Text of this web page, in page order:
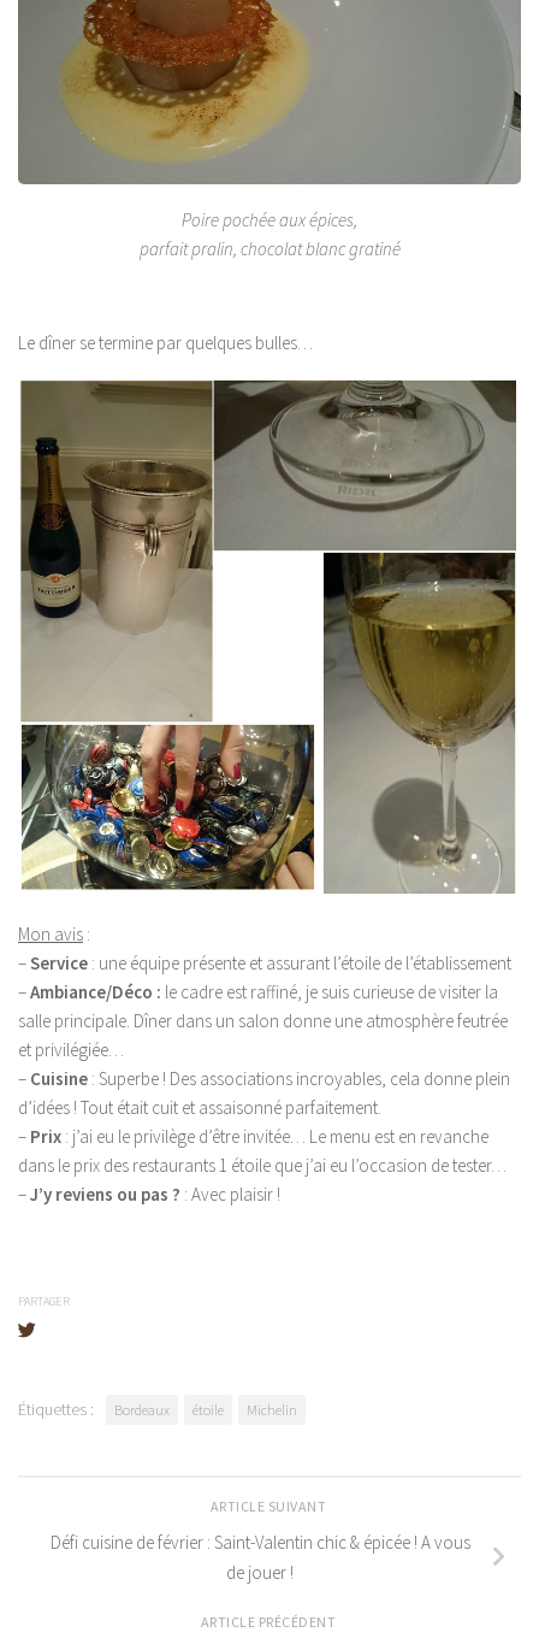
Poire pochée aux épices,
parfait pralin, chocolat blanc gratiné
Le dîner se termine par quelques bulles…
Mon avis :
–Service : une équipe présente et assurant l’étoile de l’établissement
–Ambiance/Déco : le cadre est raffiné, je suis curieuse de visiter la
salle principale. Dîner dans un salon donne une atmosphère feutrée
et privilégiée…
– Cuisine : Superbe ! Des associations incroyables, cela donne plein
d’idées ! Tout était cuit et assaisonné parfaitement.
– Prix : j’ai eu le privilège d’être invitée… Le menu est en revanche
dans le prix des restaurants 1 étoile que j’ai eu l’occasion de tester…
–J’y reviens ou pas ? : Avec plaisir !
PARTAGER
Étiquettes : Bordeaux étoile Michelin
ARTICLE SUIVANT
Défi cuisine de février : Saint-Valentin chic & épicée ! A vous
de jouer !
ARTICLE PRÉCÉDENT